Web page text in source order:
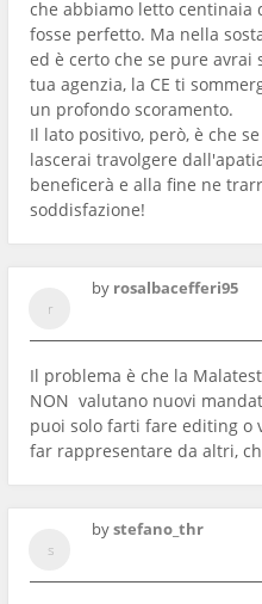
che abbiamo letto centinaia
fosse perfetto. Ma nella
ed è certo che se pure
tua agenzia, la CE ti
un profondo scoramento.
Il lato positivo, però, è che
lascerai travolgere
beneficerà e alla fine ne
soddisfazione!
by rosalbacefferi95
Il problema è che la
NON valutano nuovi
puoi solo farti fare editing o
far rappresentare da altri,
bystefano_thr